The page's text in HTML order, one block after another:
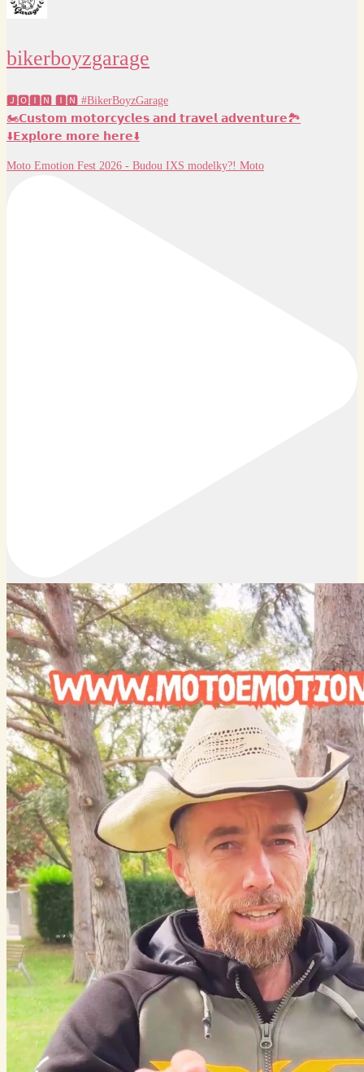
bikerboyzgarage
🅹🅾🅸🅽 🅸🅽 #BikerBoyzGarage
🏍️𝗖𝘂𝘀𝘁𝗼𝗺 𝗺𝗼𝘁𝗼𝗿𝗰𝘆𝗰𝗹𝗲𝘀 𝗮𝗻𝗱 𝘁𝗿𝗮𝘃𝗲𝗹 𝗮𝗱𝘃𝗲𝗻𝘁𝘂𝗿𝗲🏞️
⬇️𝗘𝘅𝗽𝗹𝗼𝗿𝗲 𝗺𝗼𝗿𝗲 𝗵𝗲𝗿𝗲⬇️
Moto Emotion Fest 2026 - Budou IXS modelky?! Moto